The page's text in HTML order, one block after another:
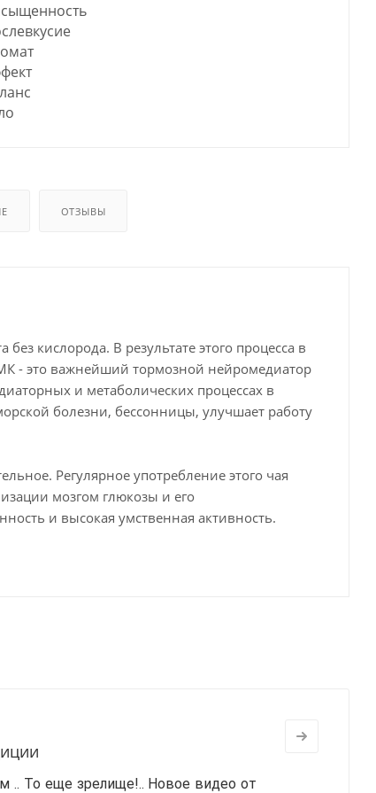
ОТЗЫВЫ
кислорода. В результате этого процесса в
- это важнейший тормозной нейромедиатор
и метаболических процессах в
болезни, бессонницы, улучшает работу
Регулярное употребление этого чая
мозгом глюкозы и его
и высокая умственная активность.
.. То еще зрелище!.. Новое видео от